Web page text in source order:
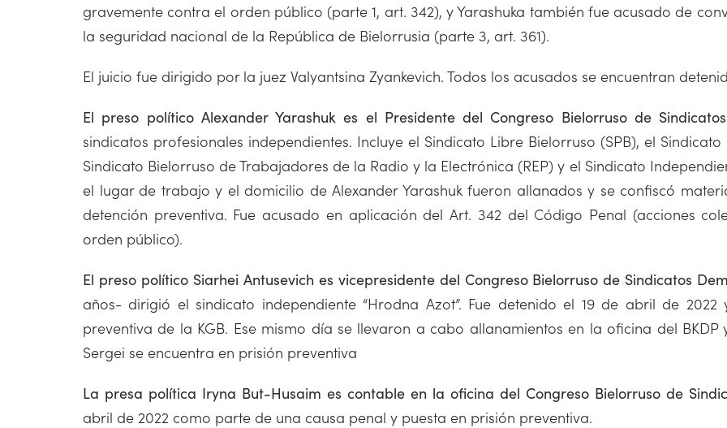
gravemente contra el orden público (parte 1, art. 342), y Yarashuka también fue acusado de
la seguridad nacional de la República de Bielorrusia (parte 3, art. 361).
El juicio fue dirigido por la juez Valyantsina Zyankevich. Todos los acusados se encuentran
El preso político Alexander Yarashuk es el Presidente del Congreso Bielorruso de
sindicatos profesionales independientes. Incluye el Sindicato Libre Bielorruso (SPB), el
Sindicato Bielorruso de Trabajadores de la Radio y la Electrónica (REP) y el Sindicato
el lugar de trabajo y el domicilio de Alexander Yarashuk fueron allanados y se confiscó
detención preventiva. Fue acusado en aplicación del Art. 342 del Código Penal (acciones
orden público).
El preso político Siarhei Antusevich es vicepresidente del Congreso Bielorruso de Sindicatos
años- dirigió el sindicato independiente “Hrodna Azot”. Fue detenido el 19 de abril de
preventiva de la KGB. Ese mismo día se llevaron a cabo allanamientos en la oficina del
Sergei se encuentra en prisión preventiva
La presa política Iryna But-Husaim es contable en la oficina del Congreso Bielorruso de
abril de 2022 como parte de una causa penal y puesta en prisión preventiva.